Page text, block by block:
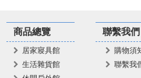
商品總覽
居家寢具館
生活雜貨館
聯繫我們
購物須
聯繫我